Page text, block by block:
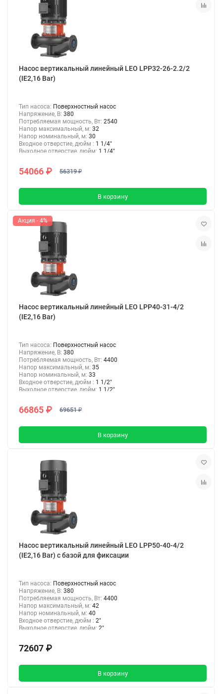
Насос вертикальный линейный LEO LPP32-26-2.2/2
(IE2,16 Bar)
Тип насоса: Поверхностный насос
Напряжение, В: 380
Потребляемая мощность, Вт: 2540
Напор максимальный, м: 32
Напор номинальный, м: 30
Входное отверстие, дюйм : 1 1/4"
Выходное отверстие, дюйм: 1 1/4"
54066 ₽ 56319 ₽
В корзину
Акция - 4%
Насос вертикальный линейный LEO LPP40-31-4/2
(IE2,16 Bar)
Тип насоса: Поверхностный насос
Напряжение, В: 380
Потребляемая мощность, Вт: 4400
Напор максимальный, м: 35
Напор номинальный, м: 33
Входное отверстие, дюйм : 1 1/2"
Выходное отверстие, дюйм: 1 1/2"
66865 ₽ 69651 ₽
В корзину
Насос вертикальный линейный LEO LPP50-40-4/2
(IE2,16 Bar) с базой для фиксации
Тип насоса: Поверхностный насос
Напряжение, В: 380
Потребляемая мощность, Вт: 4400
Напор максимальный, м: 42
Напор номинальный, м: 40
Входное отверстие, дюйм : 2"
Выходное отверстие, дюйм: 2"
72607 ₽
В корзину